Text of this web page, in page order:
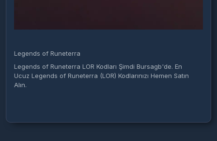
Legends of Runeterra
Legends of Runeterra LOR Kodları Şimdi Bursagb'de. En
Ucuz Legends of Runeterra (LOR) Kodlarınızı Hemen Satın
Alın.